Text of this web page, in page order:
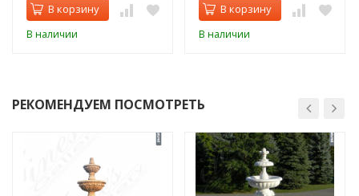
В корзину
В наличии
В корзину
В наличии
РЕКОМЕНДУЕМ ПОСМОТРЕТЬ